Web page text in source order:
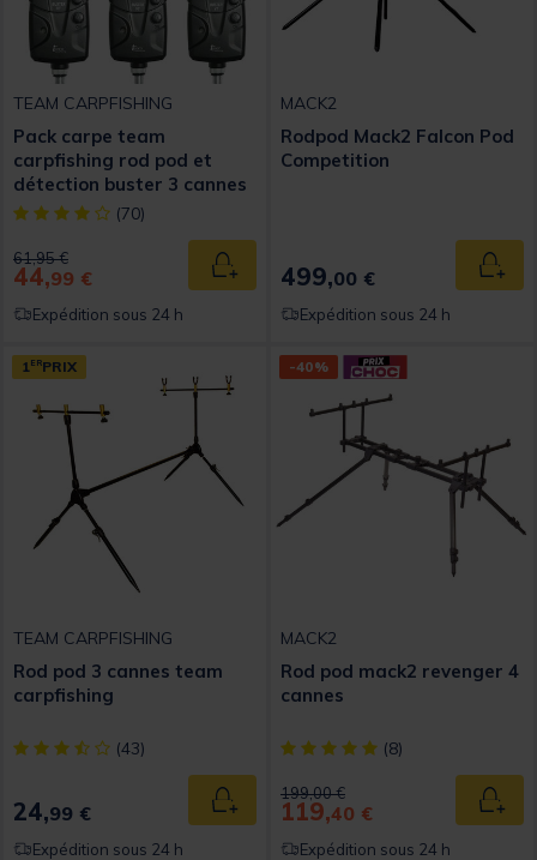
TEAM CARPFISHING
Pack carpe team
carpfishing rod pod et
détection buster 3 cannes
[object Object] out of 5 Customer Rating
(70)
Price reduced from
61,95 €to
44,99 € Ajouter au panier
Expédition sous 24 h
MACK2
Rodpod Mack2 Falcon Pod
Competition
499,00 €
Expédition sous 24 h
1 ERPRIX
TEAM CARPFISHING
Rod pod 3 cannes team
carpfishing
[object Object] out of 5 Customer Rating
(43)
24,99 € Ajouter au panier
Expédition sous 24 h
-40%
MACK2
Rod pod mack2 revenger 4
cannes
[object Object] out of 5
(8)
Price reduced from
199,00 €to
119,40 €
Expédition sous 24 h